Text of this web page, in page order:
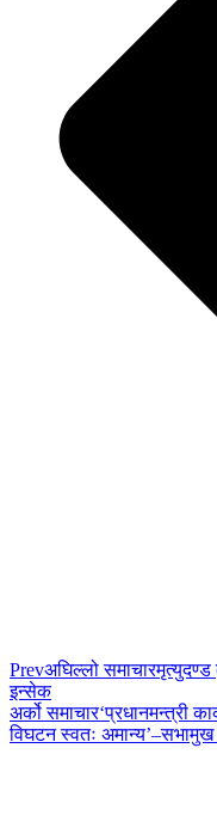
Prevअघिल्लो समाचारमृत्युदण्ड
इन्सेक
अर्को समाचार‘प्रधानमन्त्री
विघटन स्वतः अमान्य’–सभामुख